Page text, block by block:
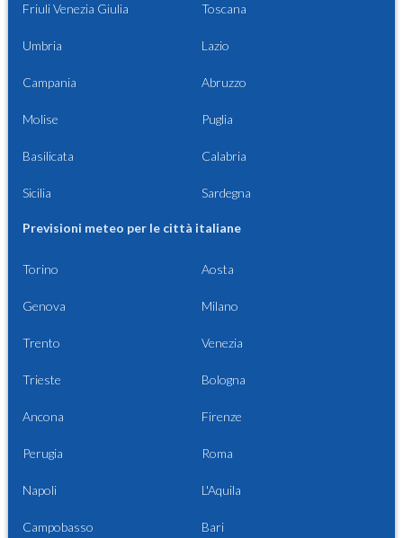
Friuli Venezia Giulia Toscana
Umbria Lazio
Campania Abruzzo
Molise Puglia
Basilicata Calabria
Sicilia Sardegna
Previsioni meteo per le città italiane
Torino Aosta
Genova Milano
Trento Venezia
Trieste Bologna
Ancona Firenze
Perugia Roma
Napoli L'Aquila
Campobasso Bari